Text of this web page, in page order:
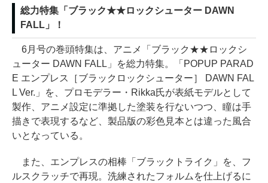
総力特集「ブラック★★ロックシューター DAWN
FALL」！
6月号の巻頭特集は、アニメ「ブラック★★ロックシ
ューター DAWN FALL」を総力特集。「POPUP PARAD
E エンプレス［ブラックロックシューター］ DAWN FAL
L Ver.」を、プロモデラー・Rikka氏が表紙モデルとして
製作、アニメ設定に準拠した塗装を行ないつつ、瞳は手
描きで表現するなど、製品版の彩色見本とは違った風合
いとなっている。
また、エンプレスの相棒「ブラックトライク」を、フ
ルスクラッチで再現。洗練されたフォルムを仕上げるに